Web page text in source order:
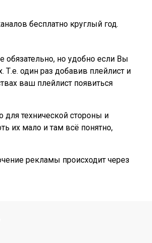
бесплатно круглый год.
обязательно, но удобно если Вы
Т.е. один раз добавив плейлист и
ваш плейлист появиться
технической стороны и
их мало и там всё понятно,
рекламы происходит через